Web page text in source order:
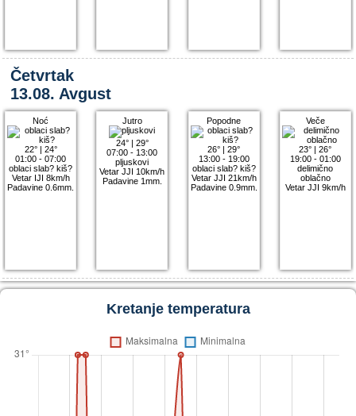
Četvrtak
13.08. Avgust
Noć
22°| 24°
01:00 - 07:00
oblaci slab? kiš?
Vetar IJI 8km/h
Padavine 0.6mm.
Jutro
24°| 29°
07:00 - 13:00
pljuskovi
Vetar JJI 10km/h
Padavine 1mm.
Popodne
26° |29°
13:00 - 19:00
oblaci slab? kiš?
Vetar JJI 21km/h
Padavine 0.9mm.
Veče
23° |26°
19:00 - 01:00
delimično
oblačno
Vetar JJI 9km/h
Kretanje temperatura